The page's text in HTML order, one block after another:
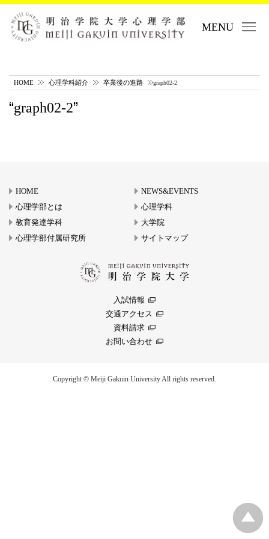
MENU
HOME 心理学科紹介 卒業後の進路 graph02-2
graph02-2
HOME
NEWS&EVENTS
心理学部とは
心理学科
教育発達学科
大学院
心理学部付属研究所
サイトマップ
入試情報
交通アクセス
資料請求
お問い合わせ
Copyright © Meiji Gakuin University All rights reserved.